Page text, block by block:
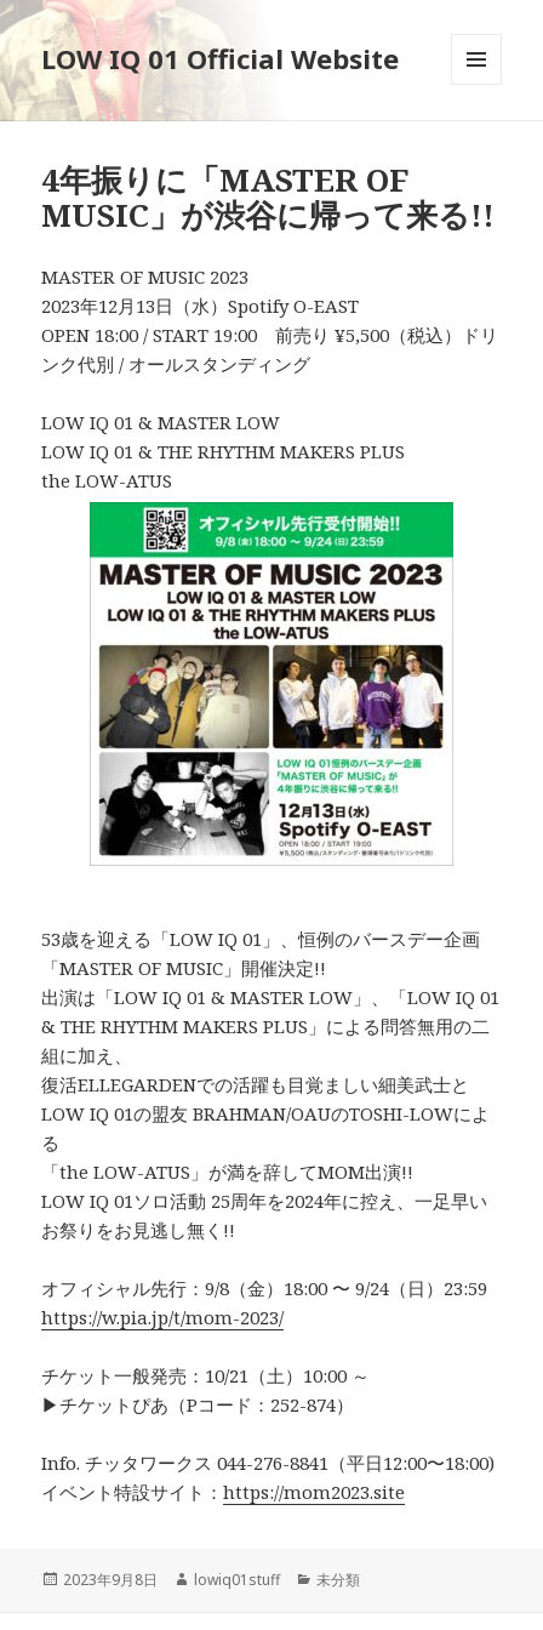
LOW IQ 01 Official Website
4年振りに「MASTER OF
MUSIC」が渋谷に帰って来る!!
MASTER OF MUSIC 2023
2023年12月13日（水）Spotify O-EAST
OPEN 18:00 / START 19:00 前売り ¥5,500（税込）ドリ
ンク代別 / オールスタンディング
LOW IQ 01 & MASTER LOW
LOW IQ 01 & THE RHYTHM MAKERS PLUS
the LOW-ATUS
53歳を迎える「LOW IQ 01」、恒例のバースデー企画
「MASTER OF MUSIC」開催決定!!
出演は「LOW IQ 01 & MASTER LOW」、「LOW IQ 01
& THE RHYTHM MAKERS PLUS」による問答無用の二
組に加え、
復活ELLEGARDENでの活躍も目覚ましい細美武士と
LOW IQ 01の盟友 BRAHMAN/OAUのTOSHI-LOWによ
る
「the LOW-ATUS」が満を辞してMOM出演!!
LOW IQ 01ソロ活動 25周年を2024年に控え、一足早い
お祭りをお見逃し無く!!
オフィシャル先行：9/8（金）18:00 〜 9/24（日）23:59
https://w.pia.jp/t/mom-2023/
チケット一般発売：10/21（土）10:00 ～
▶︎チケットぴあ（Pコード：252-874）
Info. チッタワークス 044-276-8841（平日12:00〜18:00)
イベント特設サイト：https://mom2023.site
投
2023年9月8日
作
lowiq01stuff
カ
未分類